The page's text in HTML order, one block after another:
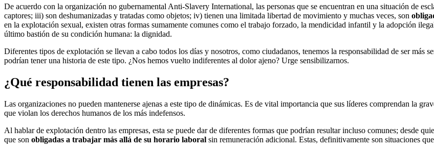
De acuerdo con la organización no gubernamental Anti-Slavery International, las personas que se encuentran en una situación de
captores; iii) son deshumanizadas y tratadas como objetos; iv) tienen una limitada libertad de movimiento y muchas veces, son
en la explotación sexual, existen otras formas sumamente comunes como el trabajo forzado, la mendicidad infantil y la adopción
último bastión de su condición humana: la dignidad.
Diferentes tipos de explotación se llevan a cabo todos los días y nosotros, como ciudadanos, tenemos la responsabilidad de ser más
podrían tener una historia de este tipo. ¿Nos hemos vuelto indiferentes al dolor ajeno? Urge sensibilizarnos.
¿Qué responsabilidad tienen las empresas?
Las organizaciones no pueden mantenerse ajenas a este tipo de dinámicas. Es de vital importancia que sus líderes comprendan la
que violan los derechos humanos de los más indefensos.
Al hablar de explotación dentro las empresas, esta se puede dar de diferentes formas que podrían resultar incluso comunes; desde
que son obligadas a trabajar más allá de su horario laboral sin remuneración adicional. Estas, definitivamente son situaciones